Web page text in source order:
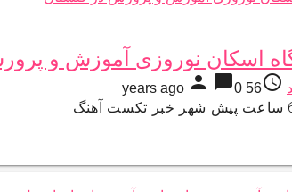
access_time
56 years ago
person chat_bubble0